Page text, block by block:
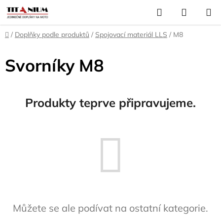
Přejít
na
obsah
Hledat
KOŠÍK
Domů
/ Doplňky podle produktů / Spojovací materiál LLS / M8
Svorníky M8
Produkty teprve připravujeme.
Můžete se ale podívat na ostatní kategorie.